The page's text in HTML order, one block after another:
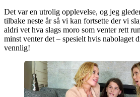
Det var en utrolig opplevelse, og jeg
tilbake neste år så vi kan fortsette der vi
aldri vet hva slags moro som venter rett
minst venter det – spesielt hvis
vennlig!